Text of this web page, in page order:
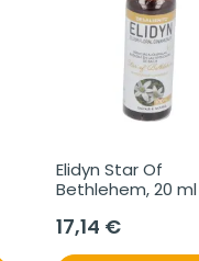
Elidyn Star Of
Bethlehem, 20 ml
17,14 €